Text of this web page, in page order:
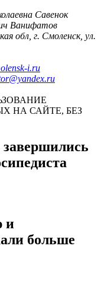
Савенок
Ванифатов
обл, г. Смоленск, ул.
i.ru
НА САЙТЕ, БЕЗ
и
больше